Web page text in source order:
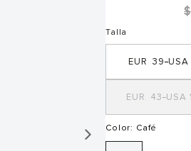
$
Talla
39
43
Color: Café